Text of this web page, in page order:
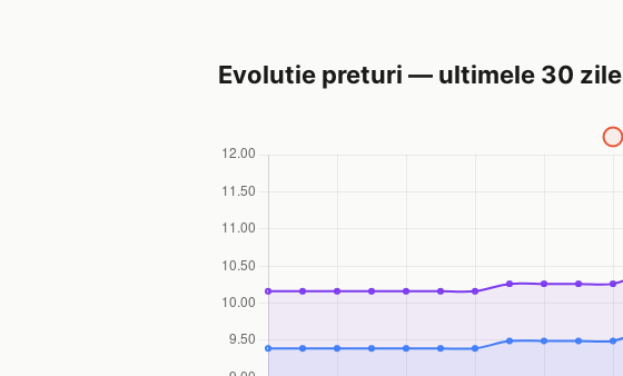
Evolutie preturi — ultimele 30 zile